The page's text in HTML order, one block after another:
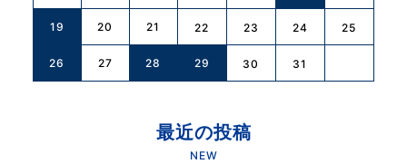
19 20 21 22 23 24 25
26 27 28 29 30 31
最近の投稿
NEW